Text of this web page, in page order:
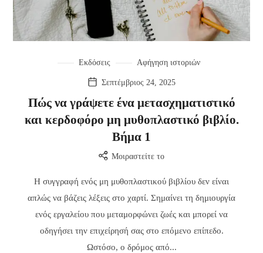
Εκδόσεις Αφήγηση ιστοριών
Σεπτέμβριος 24, 2025
Πώς να γράψετε ένα μετασχηματιστικό
και κερδοφόρο μη μυθοπλαστικό βιβλίο.
Βήμα 1
Μοιραστείτε το
Η συγγραφή ενός μη μυθοπλαστικού βιβλίου δεν είναι
απλώς να βάζεις λέξεις στο χαρτί. Σημαίνει τη δημιουργία
ενός εργαλείου που μεταμορφώνει ζωές και μπορεί να
οδηγήσει την επιχείρησή σας στο επόμενο επίπεδο.
Ωστόσο, ο δρόμος από...